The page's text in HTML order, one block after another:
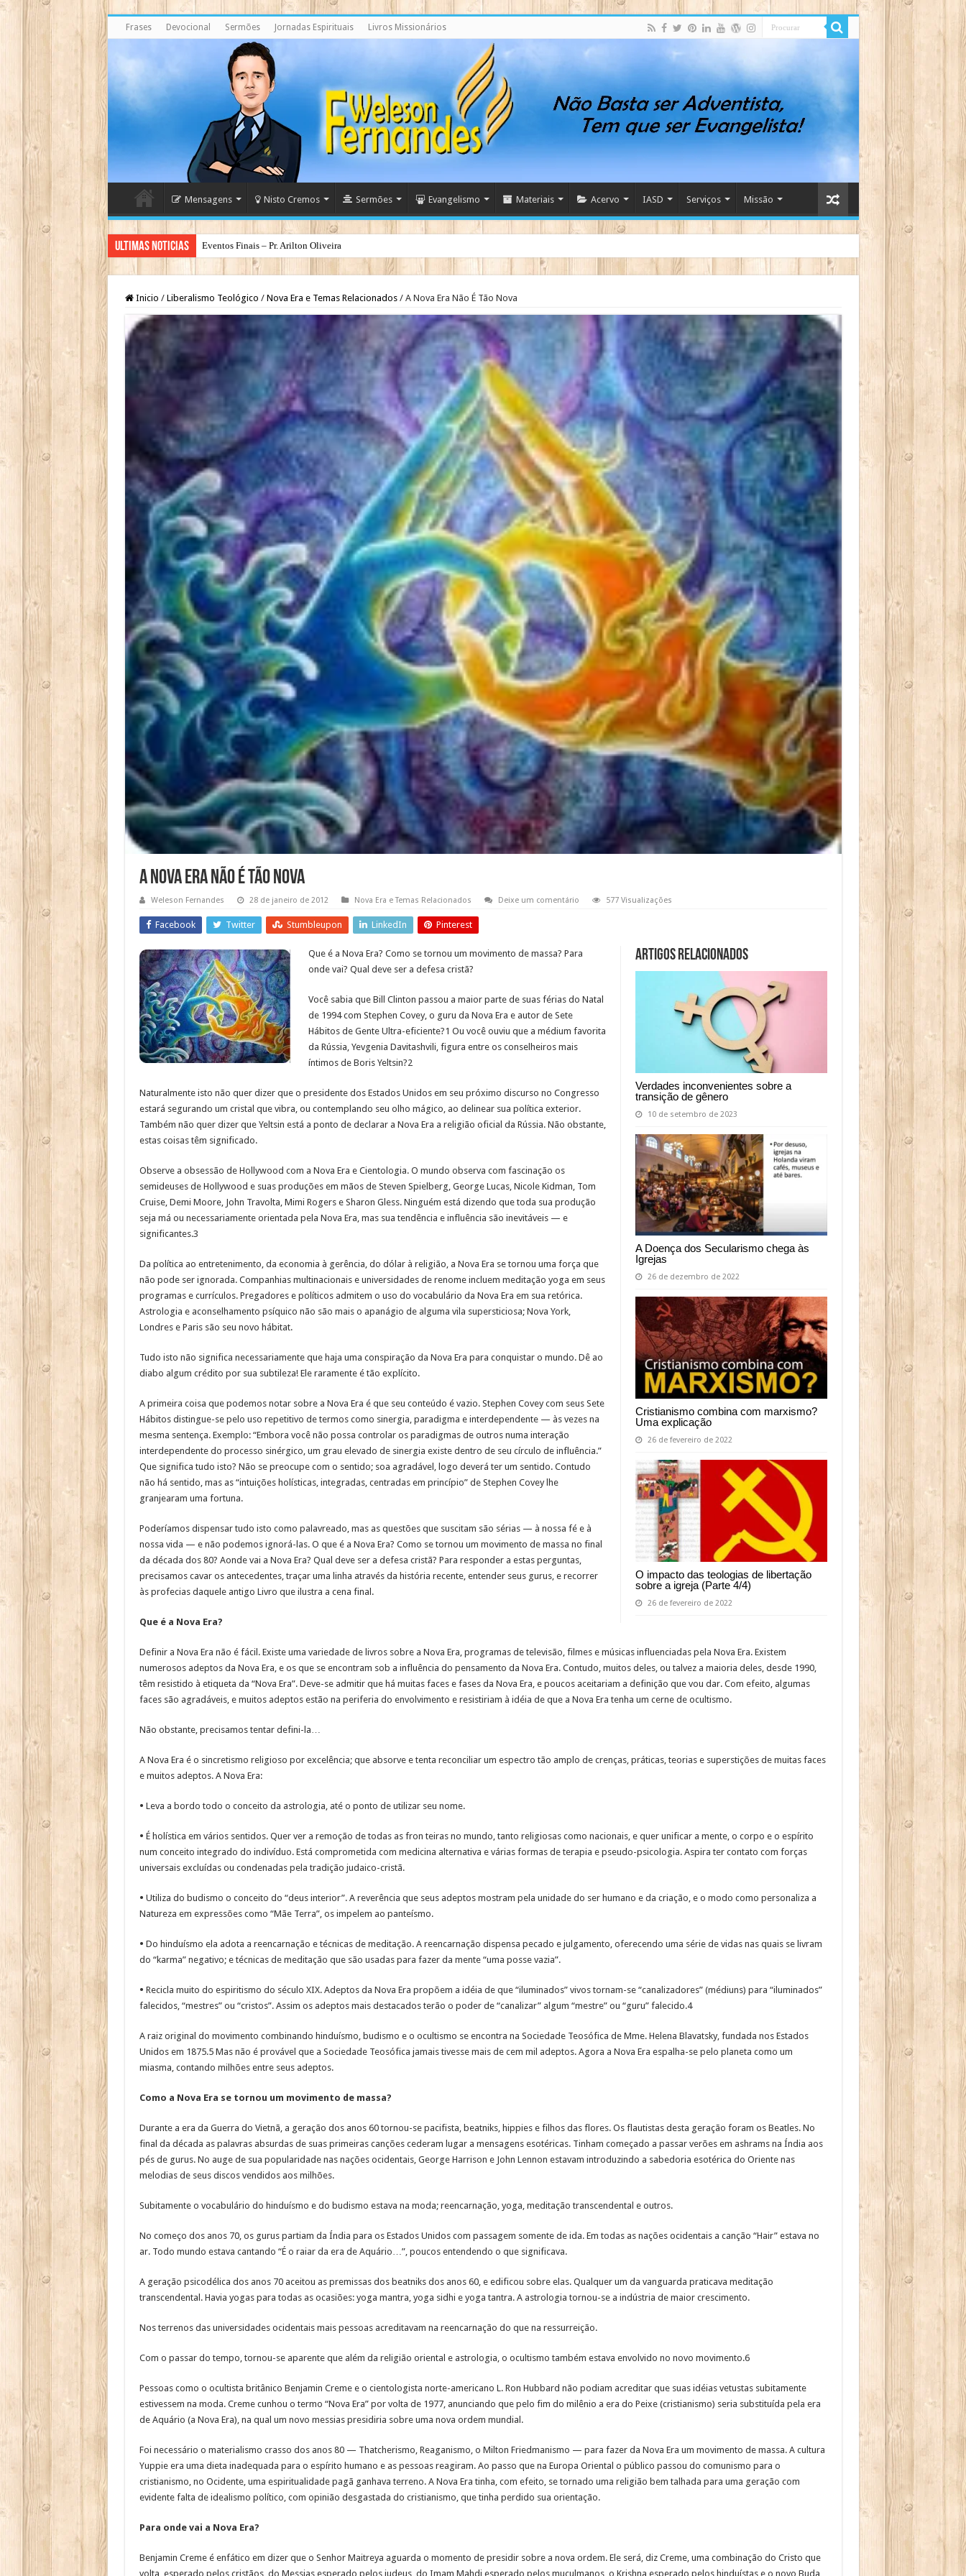
Frases Devocional Sermões Jornadas Espirituais Livros Missionários
Mensagens Nisto Cremos Sermões Evangelismo Materiais Acervo IASD Serviços Missão
Ultimas Noticias Eventos Finais – Pr. Arilton Oliveira
Espirito Santo – O Deus dos Bastidores
Inicio / Liberalismo Teológico / Nova Era e Temas Relacionados / A Nova Era Não É Tão Nova
A Nova Era Não É Tão Nova
Weleson Fernandes 28 de janeiro de 2012 Nova Era e Temas Relacionados Deixe um comentário 577 Visualizações
Facebook Twitter Stumbleupon LinkedIn Pinterest
Artigos relacionados
Verdades inconvenientes sobre a
transição de gênero
10 de setembro de 2023
A Doença dos Secularismo chega às
Igrejas
26 de dezembro de 2022
Cristianismo combina com marxismo?
Uma explicação
26 de fevereiro de 2022
O impacto das teologias de libertação
sobre a igreja (Parte 4/4)
26 de fevereiro de 2022
Que é a Nova Era? Como se tornou um movimento de massa? Para
onde vai? Qual deve ser a defesa cristã?
Você sabia que Bill Clinton passou a maior parte de suas férias do Natal
de 1994 com Stephen Covey, o guru da Nova Era e autor de Sete
Hábitos de Gente Ultra-eficiente?1 Ou você ouviu que a médium favorita
da Rússia, Yevgenia Davitashvili, figura entre os conselheiros mais
íntimos de Boris Yeltsin?2
Naturalmente isto não quer dizer que o presidente dos Estados Unidos em seu próximo discurso no Congresso
estará segurando um cristal que vibra, ou contemplando seu olho mágico, ao delinear sua política exterior.
Também não quer dizer que Yeltsin está a ponto de declarar a Nova Era a religião oficial da Rússia. Não obstante,
estas coisas têm significado.
Observe a obsessão de Hollywood com a Nova Era e Cientologia. O mundo observa com fascinação os
semideuses de Hollywood e suas produções em mãos de Steven Spielberg, George Lucas, Nicole Kidman, Tom
Cruise, Demi Moore, John Travolta, Mimi Rogers e Sharon Gless. Ninguém está dizendo que toda sua produção
seja má ou necessariamente orientada pela Nova Era, mas sua tendência e influência são inevitáveis — e
significantes.3
Da política ao entretenimento, da economia à gerência, do dólar à religião, a Nova Era se tornou uma força que
não pode ser ignorada. Companhias multinacionais e universidades de renome incluem meditação yoga em seus
programas e currículos. Pregadores e políticos admitem o uso do vocabulário da Nova Era em sua retórica.
Astrologia e aconselhamento psíquico não são mais o apanágio de alguma vila supersticiosa; Nova York,
Londres e Paris são seu novo hábitat.
Tudo isto não significa necessariamente que haja uma conspiração da Nova Era para conquistar o mundo. Dê ao
diabo algum crédito por sua subtileza! Ele raramente é tão explícito.
A primeira coisa que podemos notar sobre a Nova Era é que seu conteúdo é vazio. Stephen Covey com seus Sete
Hábitos distingue-se pelo uso repetitivo de termos como sinergia, paradigma e interdependente — às vezes na
mesma sentença. Exemplo: “Embora você não possa controlar os paradigmas de outros numa interação
interdependente do processo sinérgico, um grau elevado de sinergia existe dentro de seu círculo de influência.”
Que significa tudo isto? Não se preocupe com o sentido; soa agradável, logo deverá ter um sentido. Contudo
não há sentido, mas as “intuições holísticas, integradas, centradas em princípio” de Stephen Covey lhe
granjearam uma fortuna.
Poderíamos dispensar tudo isto como palavreado, mas as questões que suscitam são sérias — à nossa fé e à
nossa vida — e não podemos ignorá-las. O que é a Nova Era? Como se tornou um movimento de massa no final
da década dos 80? Aonde vai a Nova Era? Qual deve ser a defesa cristã? Para responder a estas perguntas,
precisamos cavar os antecedentes, traçar uma linha através da história recente, entender seus gurus, e recorrer
às profecias daquele antigo Livro que ilustra a cena final.
Que é a Nova Era?
Definir a Nova Era não é fácil. Existe uma variedade de livros sobre a Nova Era, programas de televisão, filmes e músicas influenciadas pela Nova Era. Existem
numerosos adeptos da Nova Era, e os que se encontram sob a influência do pensamento da Nova Era. Contudo, muitos deles, ou talvez a maioria deles, desde 1990,
têm resistido à etiqueta da “Nova Era”. Deve-se admitir que há muitas faces e fases da Nova Era, e poucos aceitariam a definição que vou dar. Com efeito, algumas
faces são agradáveis, e muitos adeptos estão na periferia do envolvimento e resistiriam à idéia de que a Nova Era tenha um cerne de ocultismo.
Não obstante, precisamos tentar defini-la…
A Nova Era é o sincretismo religioso por excelência; que absorve e tenta reconciliar um espectro tão amplo de crenças, práticas, teorias e superstições de muitas faces
e muitos adeptos. A Nova Era:
• Leva a bordo todo o conceito da astrologia, até o ponto de utilizar seu nome.
• É holística em vários sentidos. Quer ver a remoção de todas as fron teiras no mundo, tanto religiosas como nacionais, e quer unificar a mente, o corpo e o espírito
num conceito integrado do indivíduo. Está comprometida com medicina alternativa e várias formas de terapia e pseudo-psicologia. Aspira ter contato com forças
universais excluídas ou condenadas pela tradição judaico-cristã.
• Utiliza do budismo o conceito do “deus interior”. A reverência que seus adeptos mostram pela unidade do ser humano e da criação, e o modo como personaliza a
Natureza em expressões como “Mãe Terra”, os impelem ao panteísmo.
• Do hinduísmo ela adota a reencarnação e técnicas de meditação. A reencarnação dispensa pecado e julgamento, oferecendo uma série de vidas nas quais se livram
do “karma” negativo; e técnicas de meditação que são usadas para fazer da mente “uma posse vazia”.
• Recicla muito do espiritismo do século XIX. Adeptos da Nova Era propõem a idéia de que “iluminados” vivos tornam-se “canalizadores” (médiuns) para “iluminados”
falecidos, “mestres” ou “cristos”. Assim os adeptos mais destacados terão o poder de “canalizar” algum “mestre” ou “guru” falecido.4
A raiz original do movimento combinando hinduísmo, budismo e o ocultismo se encontra na Sociedade Teosófica de Mme. Helena Blavatsky, fundada nos Estados
Unidos em 1875.5 Mas não é provável que a Sociedade Teosófica jamais tivesse mais de cem mil adeptos. Agora a Nova Era espalha-se pelo planeta como um
miasma, contando milhões entre seus adeptos.
Como a Nova Era se tornou um movimento de massa?
Durante a era da Guerra do Vietnã, a geração dos anos 60 tornou-se pacifista, beatniks, hippies e filhos das flores. Os flautistas desta geração foram os Beatles. No
final da década as palavras absurdas de suas primeiras canções cederam lugar a mensagens esotéricas. Tinham começado a passar verões em ashrams na Índia aos
pés de gurus. No auge de sua popularidade nas nações ocidentais, George Harrison e John Lennon estavam introduzindo a sabedoria esotérica do Oriente nas
melodias de seus discos vendidos aos milhões.
Subitamente o vocabulário do hinduísmo e do budismo estava na moda; reencarnação, yoga, meditação transcendental e outros.
No começo dos anos 70, os gurus partiam da Índia para os Estados Unidos com passagem somente de ida. Em todas as nações ocidentais a canção “Hair” estava no
ar. Todo mundo estava cantando “É o raiar da era de Aquário…”, poucos entendendo o que significava.
A geração psicodélica dos anos 70 aceitou as premissas dos beatniks dos anos 60, e edificou sobre elas. Qualquer um da vanguarda praticava meditação
transcendental. Havia yogas para todas as ocasiões: yoga mantra, yoga sidhi e yoga tantra. A astrologia tornou-se a indústria de maior crescimento.
Nos terrenos das universidades ocidentais mais pessoas acreditavam na reencarnação do que na ressurreição.
Com o passar do tempo, tornou-se aparente que além da religião oriental e astrologia, o ocultismo também estava envolvido no novo movimento.6
Pessoas como o ocultista britânico Benjamin Creme e o cientologista norte-americano L. Ron Hubbard não podiam acreditar que suas idéias vetustas subitamente
estivessem na moda. Creme cunhou o termo “Nova Era” por volta de 1977, anunciando que pelo fim do milênio a era do Peixe (cristianismo) seria substituída pela era
de Aquário (a Nova Era), na qual um novo messias presidiria sobre uma nova ordem mundial.
Foi necessário o materialismo crasso dos anos 80 — Thatcherismo, Reaganismo, o Milton Friedmanismo — para fazer da Nova Era um movimento de massa. A cultura
Yuppie era uma dieta inadequada para o espírito humano e as pessoas reagiram. Ao passo que na Europa Oriental o público passou do comunismo para o
cristianismo, no Ocidente, uma espiritualidade pagã ganhava terreno. A Nova Era tinha, com efeito, se tornado uma religião bem talhada para uma geração com
evidente falta de idealismo político, com opinião desgastada do cristianismo, que tinha perdido sua orientação.
Para onde vai a Nova Era?
Benjamin Creme é enfático em dizer que o Senhor Maitreya aguarda o momento de presidir sobre a nova ordem. Ele será, diz Creme, uma combinação do Cristo que
volta, esperado pelos cristãos, do Messias esperado pelos judeus, do Imam Mahdi esperado pelos muçulmanos, o Krishna esperado pelos hinduístas e o novo Buda